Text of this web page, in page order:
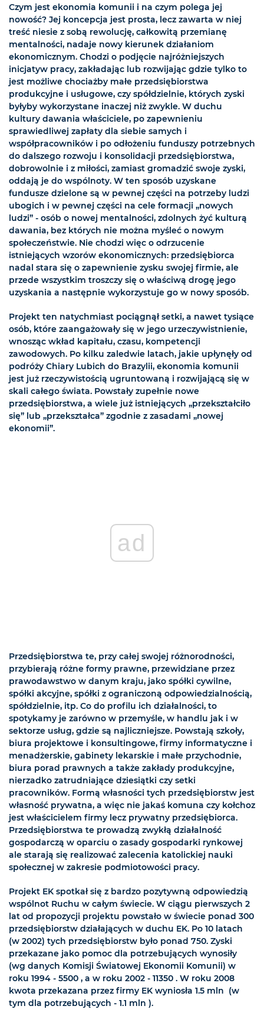
Czym jest ekonomia komunii i na czym polega jej
nowość? Jej koncepcja jest prosta, lecz zawarta w niej
treść niesie z sobą rewolucję, całkowitą przemianę
mentalności, nadaje nowy kierunek działaniom
ekonomicznym. Chodzi o podjęcie najróżniejszych
inicjatyw pracy, zakładając lub rozwijając gdzie tylko to
jest możliwe chociażby małe przedsiębiorstwa
produkcyjne i usługowe, czy spółdzielnie, których zyski
byłyby wykorzystane inaczej niż zwykle. W duchu
kultury dawania właściciele, po zapewnieniu
sprawiedliwej zapłaty dla siebie samych i
współpracowników i po odłożeniu funduszy potrzebnych
do dalszego rozwoju i konsolidacji przedsiębiorstwa,
dobrowolnie i z miłości, zamiast gromadzić swoje zyski,
oddają je do wspólnoty. W ten sposób uzyskane
fundusze dzielone są w pewnej części na potrzeby ludzi
ubogich i w pewnej części na cele formacji „nowych
ludzi” - osób o nowej mentalności, zdolnych żyć kulturą
dawania, bez których nie można myśleć o nowym
społeczeństwie. Nie chodzi więc o odrzucenie
istniejących wzorów ekonomicznych: przedsiębiorca
nadal stara się o zapewnienie zysku swojej firmie, ale
przede wszystkim troszczy się o właściwą drogę jego
uzyskania a następnie wykorzystuje go w nowy sposób.
Projekt ten natychmiast pociągnął setki, a nawet tysiące
osób, które zaangażowały się w jego urzeczywistnienie,
wnosząc wkład kapitału, czasu, kompetencji
zawodowych. Po kilku zaledwie latach, jakie upłynęły od
podróży Chiary Lubich do Brazylii, ekonomia komunii
jest już rzeczywistością ugruntowaną i rozwijającą się w
skali całego świata. Powstały zupełnie nowe
przedsiębiorstwa, a wiele już istniejących „przekształciło
się” lub „przekształca” zgodnie z zasadami „nowej
ekonomii”.
ad
Przedsiębiorstwa te, przy całej swojej różnorodności,
przybierają różne formy prawne, przewidziane przez
prawodawstwo w danym kraju, jako spółki cywilne,
spółki akcyjne, spółki z ograniczoną odpowiedzialnością,
spółdzielnie, itp. Co do profilu ich działalności, to
spotykamy je zarówno w przemyśle, w handlu jak i w
sektorze usług, gdzie są najliczniejsze. Powstają szkoły,
biura projektowe i konsultingowe, firmy informatyczne i
menadżerskie, gabinety lekarskie i małe przychodnie,
biura porad prawnych a także zakłady produkcyjne,
nierzadko zatrudniające dziesiątki czy setki
pracowników. Formą własności tych przedsiębiorstw jest
własność prywatna, a więc nie jakaś komuna czy kołchoz
jest właścicielem firmy lecz prywatny przedsiębiorca.
Przedsiębiorstwa te prowadzą zwykłą działalność
gospodarczą w oparciu o zasady gospodarki rynkowej
ale starają się realizować zalecenia katolickiej nauki
społecznej w zakresie podmiotowości pracy.
Projekt EK spotkał się z bardzo pozytywną odpowiedzią
wspólnot Ruchu w całym świecie. W ciągu pierwszych 2
lat od propozycji projektu powstało w świecie ponad 300
przedsiębiorstw działających w duchu EK. Po 10 latach
(w 2002) tych przedsiębiorstw było ponad 750. Zyski
przekazane jako pomoc dla potrzebujących wynosiły
(wg danych Komisji Światowej Ekonomii Komunii) w
roku 1994 - 5500 , a w roku 2002 - 11350 . W roku 2008
kwota przekazana przez firmy EK wyniosła 1.5 mln  (w
tym dla potrzebujących - 1.1 mln ).